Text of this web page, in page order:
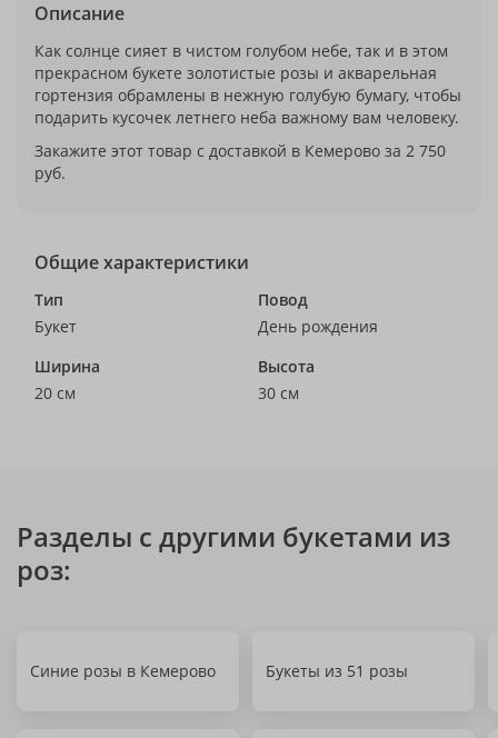
Описание
Как солнце сияет в чистом голубом небе, так и в этом
прекрасном букете золотистые розы и акварельная
гортензия обрамлены в нежную голубую бумагу, чтобы
подарить кусочек летнего неба важному вам человеку.
Закажите этот товар с доставкой в Кемерово за 2 750
руб.
Общие характеристики
Тип
Букет
Повод
День рождения
Ширина
20 см
Высота
30 см
Разделы с другими букетами из
роз:
Синие розы в Кемерово Букеты из 51 розы